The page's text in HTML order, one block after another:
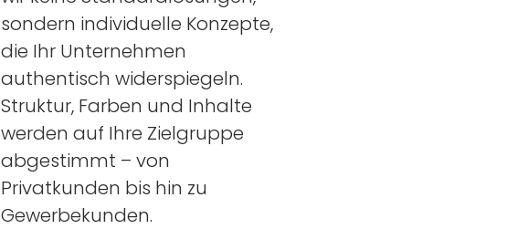
sondern individuelle Konzepte,
die Ihr Unternehmen
authentisch widerspiegeln.
Struktur, Farben und Inhalte
werden auf Ihre Zielgruppe
abgestimmt – von
Privatkunden bis hin zu
Gewerbekunden.